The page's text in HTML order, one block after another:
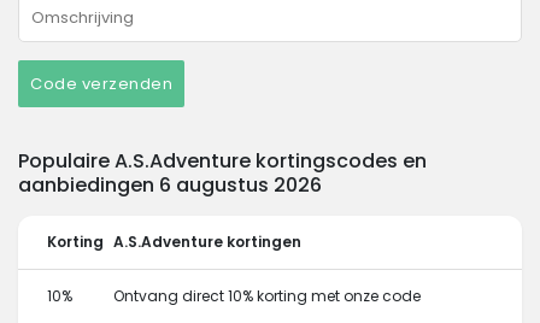
Code verzenden
Populaire A.S.Adventure kortingscodes en
aanbiedingen 6 augustus 2026
Korting A.S.Adventure kortingen
10% Ontvang direct 10% korting met onze code